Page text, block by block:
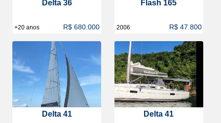
Delta 36
+20 anos R$ 680.000
Flash 165
2006 R$ 47.800
Delta 41 Delta 41